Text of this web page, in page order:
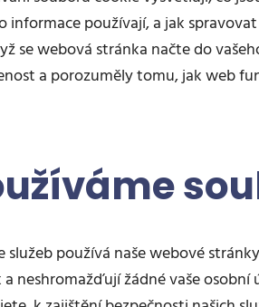
informace používají, a jak
se webová stránka načte do
a porozuměly tomu, jak web
služeb používá naše webové
neshromažďují žádné vaše